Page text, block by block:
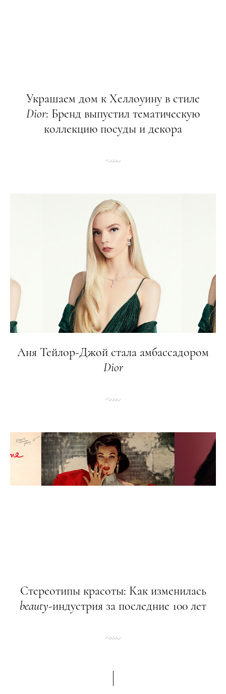
Украшаем дом к Хеллоуину в стиле
Dior: Бренд выпустил тематическую
коллекцию посуды и декора
Аня Тейлор-Джой стала амбассадором
Dior
Стереотипы красоты: Как изменилась
beauty-индустрия за последние 100 лет